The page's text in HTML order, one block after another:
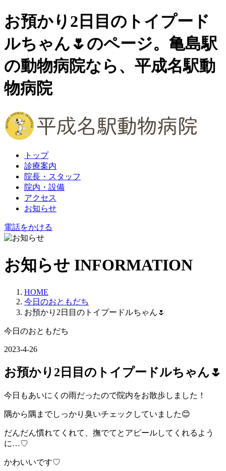
お預かり2日目のトイプード
ルちゃん🌷のページ。亀島駅
の動物病院なら、平成名駅動
物病院
トップ
診療案内
院長・スタッフ
院内・設備
アクセス
お知らせ
電話をかける
お知らせ INFORMATION
HOME
今日のおともだち
お預かり2日目のトイプードルちゃん🌷
今日のおともだち
2023-4-26
お預かり2日目のトイプードルちゃん🌷
今日もあいにくの雨だったので院内をお散歩しました！
隅から隅までしっかり臭いチェックしていました😊
だんだん慣れてくれて、撫でてとアピールしてくれるよう
に…♡
かわいいです♡